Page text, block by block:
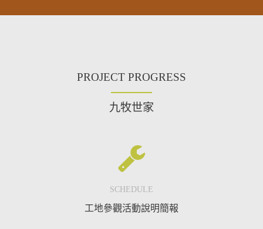
PROJECT PROGRESS
九牧世家
SCHEDULE
工地參觀活動說明簡報